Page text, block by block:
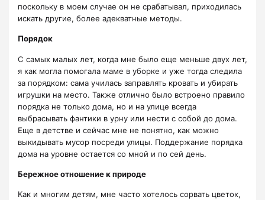
поскольку в моем случае он не срабатывал, приходилась
искать другие, более адекватные методы.
Порядок
С самых малых лет, когда мне было еще меньше двух лет,
я как могла помогала маме в уборке и уже тогда следила
за порядком: сама училась заправлять кровать и убирать
игрушки на место. Также отлично было встроено правило
порядка не только дома, но и на улице всегда
выбрасывать фантики в урну или нести с собой до дома.
Еще в детстве и сейчас мне не понятно, как можно
выкидывать мусор посреди улицы. Поддержание порядка
дома на уровне остается со мной и по сей день.
Бережное отношение к природе
Как и многим детям, мне часто хотелось сорвать цветок,